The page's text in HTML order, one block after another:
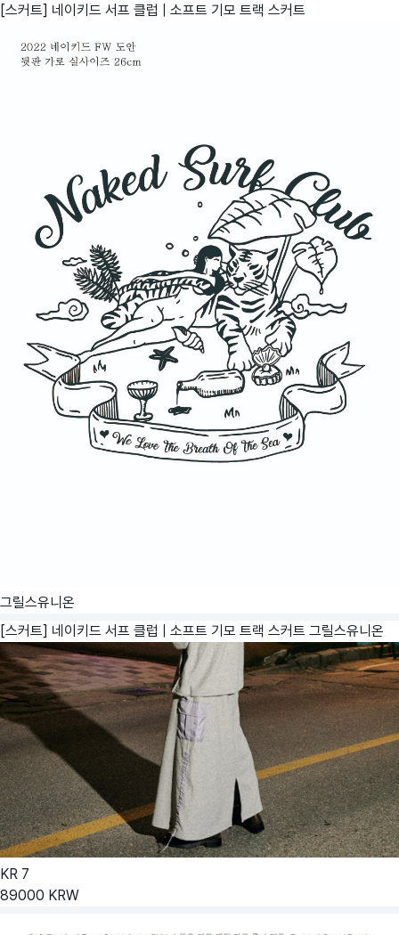
[스커트] 네이키드 서프 클럽 | 소프트 기모 트랙 스커트
그릴스유니온
[스커트] 네이키드 서프 클럽 | 소프트 기모 트랙 스커트 그릴스유니온
KR 7
89000 KRW